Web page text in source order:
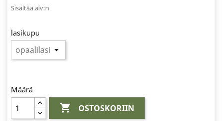
Sisältää alv:n
lasikupu
Määrä
 OSTOSKORIIN